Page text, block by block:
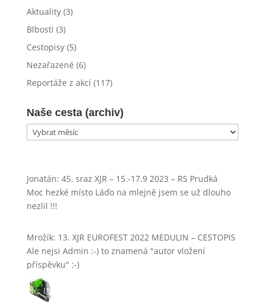
Aktuality(3)
Blbosti (3)
Cestopisy(5)
Nezařazené (6)
Reportáže z akcí(117)
Naše cesta (archiv)
Naše
cesta
Jonatán: 45. sraz XJR – 15.-17.9 2023 – RS Prudká
Moc hezké místo Láďo na mlejně jsem se už dlouho
nezlil !!!
Mrožík: 13. XJR EUROFEST 2022 MEDULIN – CESTOPIS
Ale nejsi Admin :-) to znamená "autor vložení
příspěvku" :-)